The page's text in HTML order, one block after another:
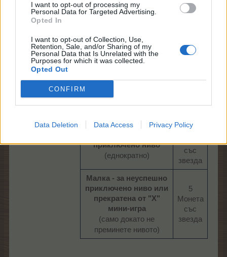
I want to opt-out of processing my
Personal Data for Targeted Advertising.
Opted In
I want to opt-out of Collection, Use,
Retention, Sale, and/or Sharing of my
Personal Data that Is Unrelated with the
Purposes for which it was collected.
Opted Out
CONFIRM
Data Deletion Data Access Privacy Policy
(може да се изиграе, но
При рестартиране на играта не печелите нищо
и губите 2-те кутии за макарони, с които сте
стартирали мини-играта!
Основни награди
приключено ниво
(еднократно)
20
със
звезда​
Малка - за неуспешно
приключено ниво или
прекратена от "Х"
мини-игра
(само докато не
преминете нивото)
5
Монета
със
звезда​